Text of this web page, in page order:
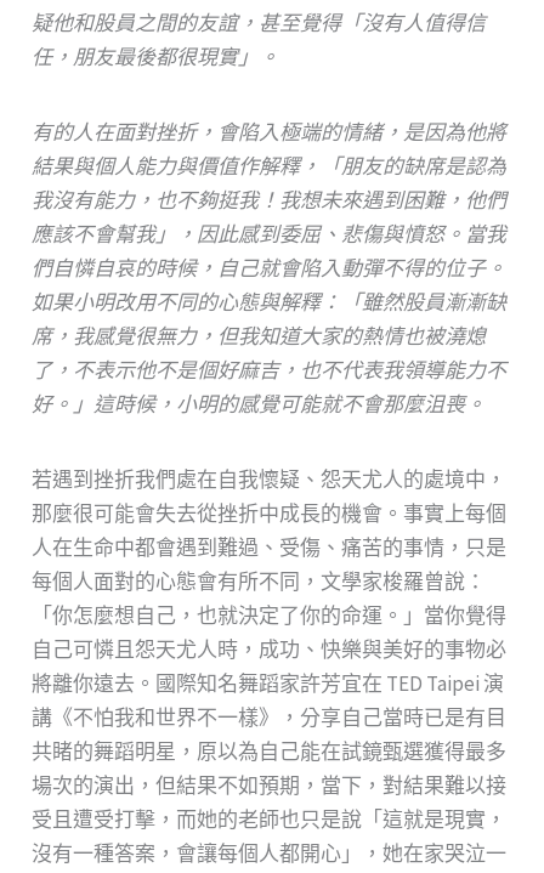
疑他和股員之間的友誼，甚至覺得「沒有人值得信
任，朋友最後都很現實」。
有的人在面對挫折，會陷入極端的情緒，是因為他將
結果與個人能力與價值作解釋，「朋友的缺席是認為
我沒有能力，也不夠挺我！我想未來遇到困難，他們
應該不會幫我」，因此感到委屈、悲傷與憤怒。當我
們自憐自哀的時候，自己就會陷入動彈不得的位子。
如果小明改用不同的心態與解釋：「雖然股員漸漸缺
席，我感覺很無力，但我知道大家的熱情也被澆熄
了，不表示他不是個好麻吉，也不代表我領導能力不
好。」這時候，小明的感覺可能就不會那麼沮喪。
若遇到挫折我們處在自我懷疑、怨天尤人的處境中，
那麼很可能會失去從挫折中成長的機會。事實上每個
人在生命中都會遇到難過、受傷、痛苦的事情，只是
每個人面對的心態會有所不同，文學家梭羅曾說：
「你怎麼想自己，也就決定了你的命運。」當你覺得
自己可憐且怨天尤人時，成功、快樂與美好的事物必
將離你遠去。國際知名舞蹈家許芳宜在 TED Taipei 演
講《不怕我和世界不一樣》，分享自己當時已是有目
共睹的舞蹈明星，原以為自己能在試鏡甄選獲得最多
場次的演出，但結果不如預期，當下，對結果難以接
受且遭受打擊，而她的老師也只是說「這就是現實，
沒有一種答案，會讓每個人都開心」，她在家哭泣一